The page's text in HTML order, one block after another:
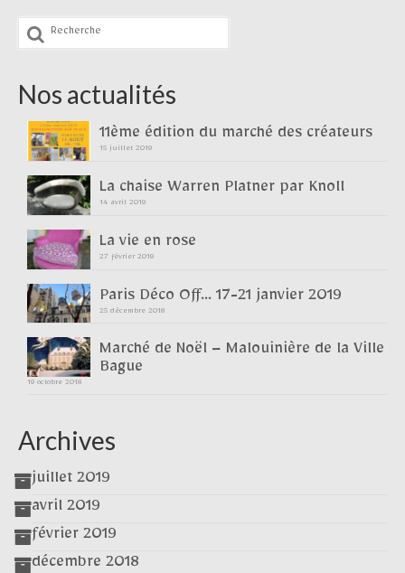
Rechercher
:
Nos actualités
11ème édition du marché des créateurs
15 juillet 2019
La chaise Warren Platner par Knoll
14 avril 2019
La vie en rose
27 février 2019
Paris Déco Off… 17-21 janvier 2019
25 décembre 2018
Marché de Noël – Malouinière de la Ville
Bague
19 octobre 2018
Archives
juillet 2019
avril 2019
février 2019
décembre 2018